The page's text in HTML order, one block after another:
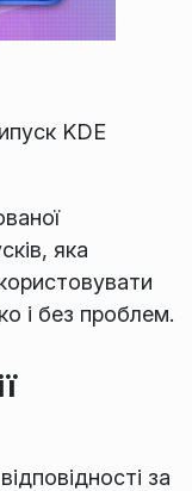
KDE
яка
і без проблем.
за